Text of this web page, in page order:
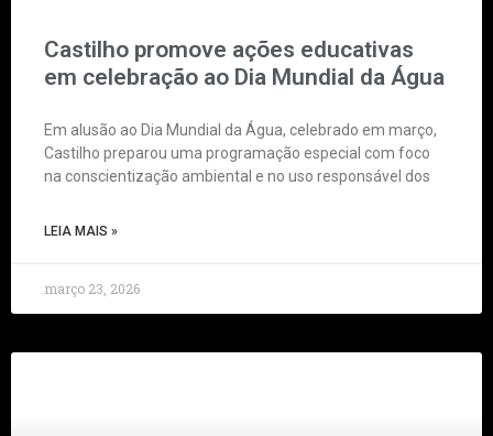
Castilho promove ações educativas
em celebração ao Dia Mundial da Água
Em alusão ao Dia Mundial da Água, celebrado em março,
Castilho preparou uma programação especial com foco
na conscientização ambiental e no uso responsável dos
LEIA MAIS »
março 23, 2026